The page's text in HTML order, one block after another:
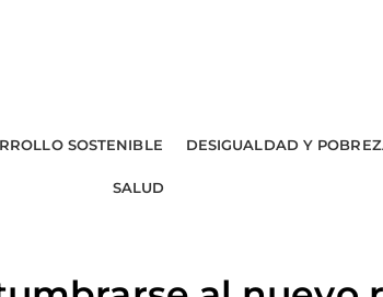
SOSTENIBLE DESIGUALDAD Y
SALUD